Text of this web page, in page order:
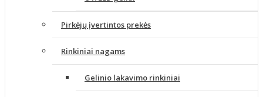
Pirkėjų įvertintos prekės
Rinkiniai nagams
Gelinio lakavimo rinkiniai